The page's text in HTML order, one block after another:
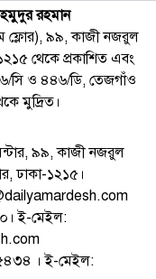
রহমান
ফ্লোর), ৯৯, কাজী নজরুল
থেকে প্রকাশিত এবং
সি ও ৪৪৬/ডি, তেজগাঁও
মুদ্রিত।
৯৯, কাজী নজরুল
ঢাকা-১২১৫।
ই-মেইল:
। ই-মেইল: